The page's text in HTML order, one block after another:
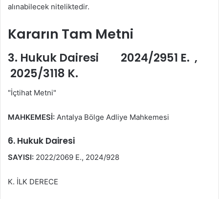
alınabilecek niteliktedir.
Kararın Tam Metni
3. Hukuk Dairesi 2024/2951 E. ,
2025/3118 K.
"İçtihat Metni"
MAHKEMESİ: Antalya Bölge Adliye Mahkemesi
6. Hukuk Dairesi
SAYISI: 2022/2069 E., 2024/928
K. İLK DERECE